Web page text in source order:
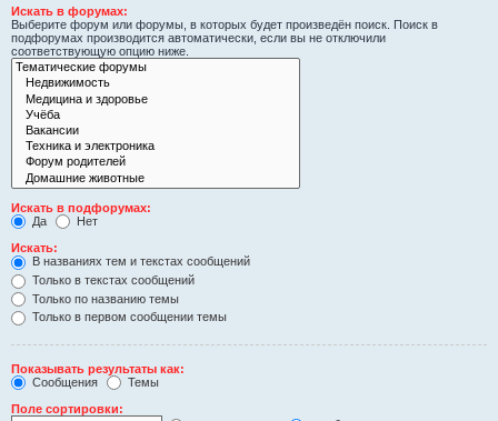
Искать в форумах:
Выберите форум или форумы, в которых будет произведён поиск. Поиск в
подфорумах производится автоматически, если вы не отключили
соответствующую опцию ниже.
Искать в подфорумах:
Да
Нет
Искать:
В названиях тем и текстах сообщений
Только в текстах сообщений
Только по названию темы
Только в первом сообщении темы
Показывать результаты как:
Сообщения
Темы
Поле сортировки: